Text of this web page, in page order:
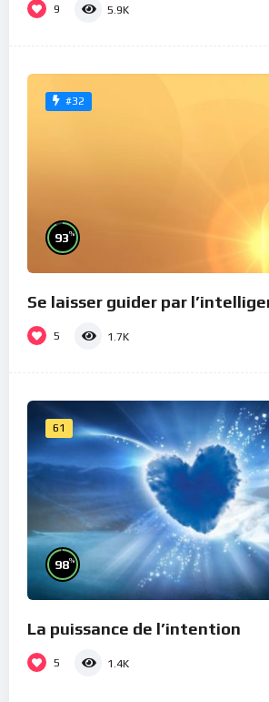
9 5.9K
#32
93%
Se laisser guider par
5 1.7K
61
98%
La puissance de l’intention
5 1.4K